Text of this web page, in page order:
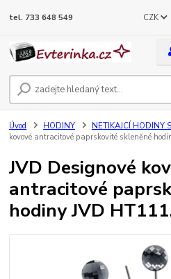
CZK
tel. 733 648 549
Úvod HODINY NETIKAJCÍ HODINY
kovové antracitové paprskovité skleněné
JVD Designové
antracitové
hodiny JVD